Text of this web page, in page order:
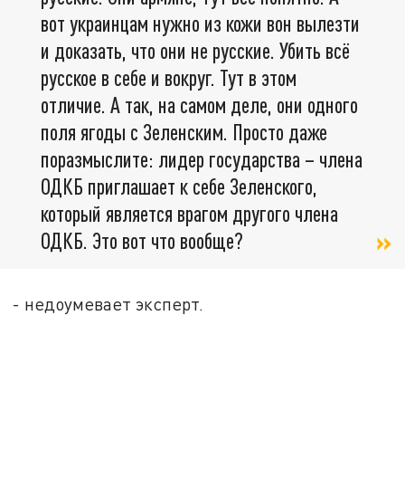
вот украинцам нужно из кожи вон вылезти
и доказать, что они не русские. Убить всё
русское в себе и вокруг. Тут в этом
отличие. А так, на самом деле, они одного
поля ягоды с Зеленским. Просто даже
поразмыслите: лидер государства – члена
ОДКБ приглашает к себе Зеленского,
который является врагом другого члена
ОДКБ. Это вот что вообще?
- недоумевает эксперт.